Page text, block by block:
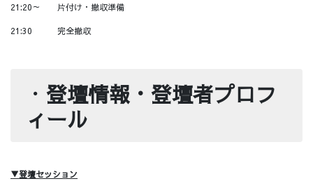
21:20～ 片付け・撤収準備
21:30 完全撤収
・ 登壇情報・登壇者プロフ
ィール
▼登壇セッション